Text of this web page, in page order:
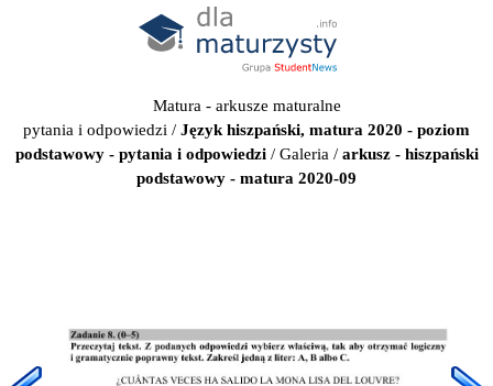
Matura - arkusze maturalne
pytania i odpowiedzi / Język hiszpański, matura 2020 - poziom
podstawowy - pytania i odpowiedzi/ Galeria / arkusz - hiszpański
podstawowy - matura 2020-09